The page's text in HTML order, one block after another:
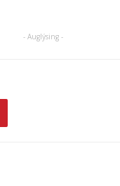
- Auglýsing -